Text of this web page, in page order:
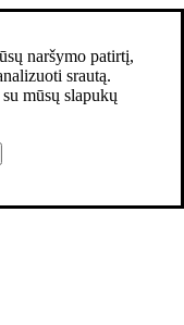
naršymo patirtį,
srautą.
mūsų slapukų